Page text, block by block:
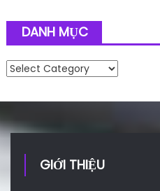
DANH MỤC
Danh mục
GIỚI THIỆU